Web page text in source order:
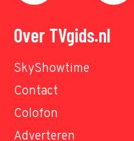
Over TVgids.nl
SkyShowtime
Contact
Colofon
Adverteren